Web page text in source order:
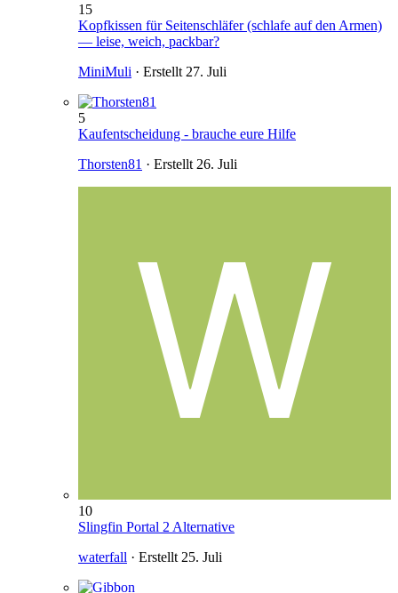
15
Kopfkissen für Seitenschläfer (schlafe auf den Armen)
— leise, weich, packbar?
MiniMuli · Erstellt 27. Juli
5
Kaufentscheidung - brauche eure Hilfe
Thorsten81 · Erstellt 26. Juli
10
Slingfin Portal 2 Alternative
waterfall · Erstellt 25. Juli